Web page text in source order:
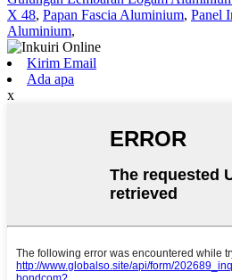
X 48, Papan Fascia Aluminium, Panel
Aluminium,
Kirim Email
Ada apa
x